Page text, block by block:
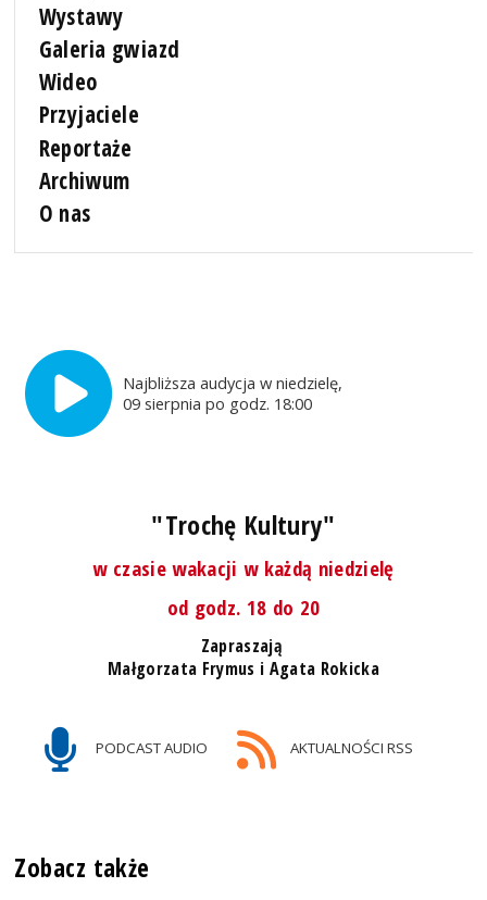
Wystawy
Galeria gwiazd
Wideo
Przyjaciele
Reportaże
Archiwum
O nas
Najbliższa audycja w niedzielę,
09 sierpnia po godz. 18:00
"Trochę Kultury"
w czasie wakacji w każdą niedzielę
od godz. 18 do 20
Zapraszają
Małgorzata Frymus i Agata Rokicka
PODCAST AUDIO AKTUALNOŚCI RSS
Zobacz także